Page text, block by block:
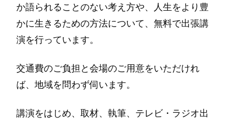
か語られることのない考え方や、人生をより豊
かに生きるための方法について、無料で出張講
演を行っています。
交通費のご負担と会場のご用意をいただけれ
ば、地域を問わず伺います。
講演をはじめ、取材、執筆、テレビ・ラジオ出